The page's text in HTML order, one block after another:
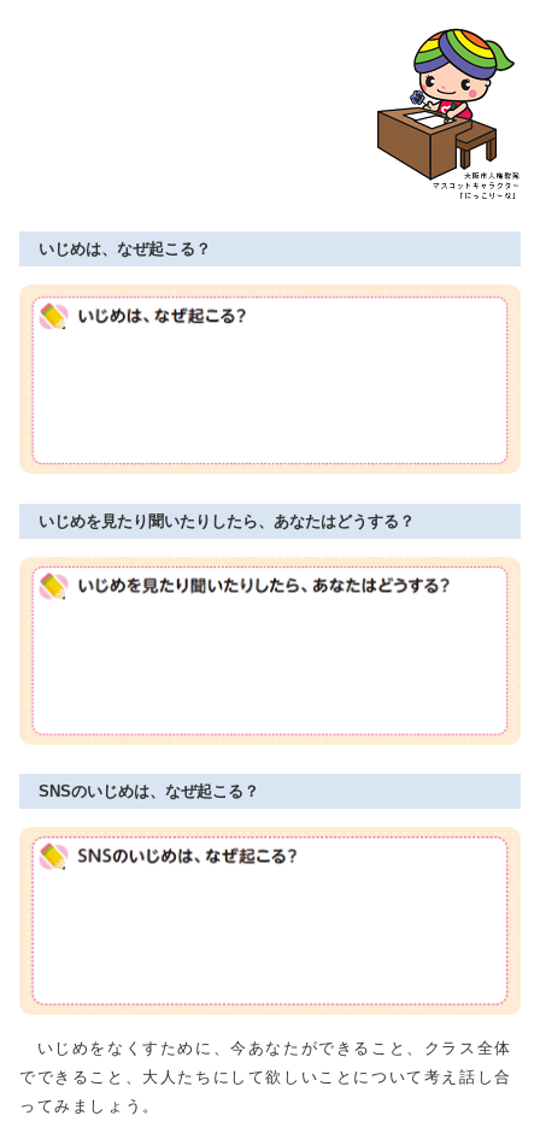
いじめは、なぜ起こる？
いじめを見たり聞いたりしたら、あなたはどうする？
SNSのいじめは、なぜ起こる？
いじめをなくすために、今あなたができること、クラス全体
でできること、大人たちにして欲しいことについて考え話し合
ってみましょう。